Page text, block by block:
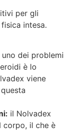
per gli
intesa.
uno dei problemi
è lo
viene
il Nolvadex
corpo, il che è